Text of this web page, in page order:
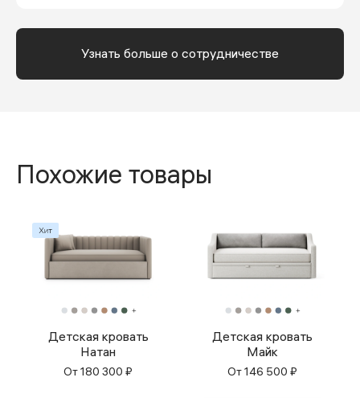
Узнать больше о сотрудничестве
Похожие товары
Детская кровать
Натан
От180 300 ₽
Детская кровать
Майк
От146 500 ₽